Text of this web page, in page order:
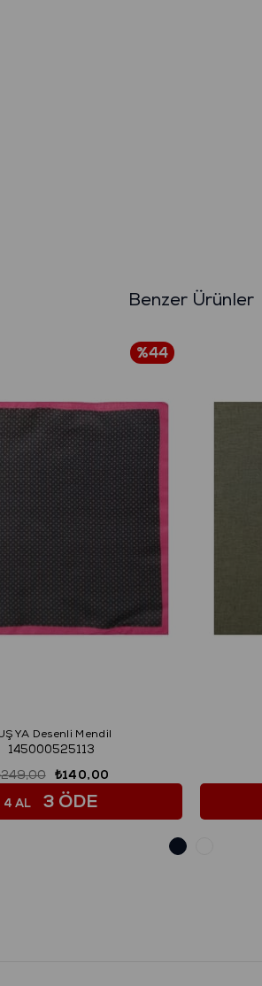
Benzer Ürünler
Desenli Mendil
145000525113
₺140,00
%44
4 AL 3 ÖDE